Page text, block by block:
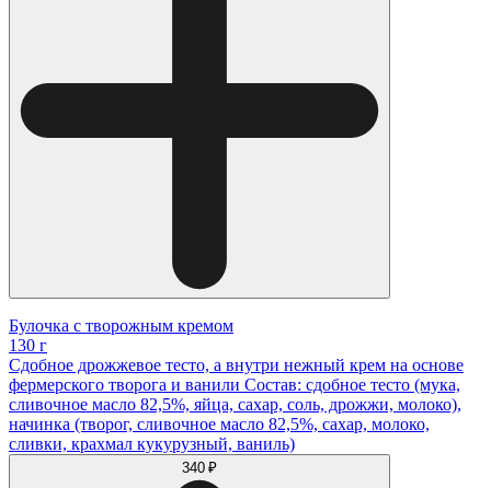
Булочка с творожным кремом
130 г
Сдобное дрожжевое тесто, а внутри нежный крем на основе
фермерского творога и ванили Состав: сдобное тесто (мука,
сливочное масло 82,5%, яйца, сахар, соль, дрожжи, молоко),
начинка (творог, сливочное масло 82,5%, сахар, молоко,
сливки, крахмал кукурузный, ваниль)
340 ₽